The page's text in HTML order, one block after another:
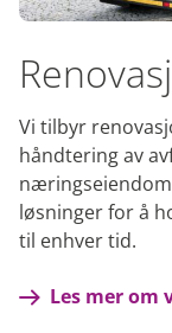
Vi tilbyr
håndtering av
løsninger for å
til enhver tid.
Les mer om